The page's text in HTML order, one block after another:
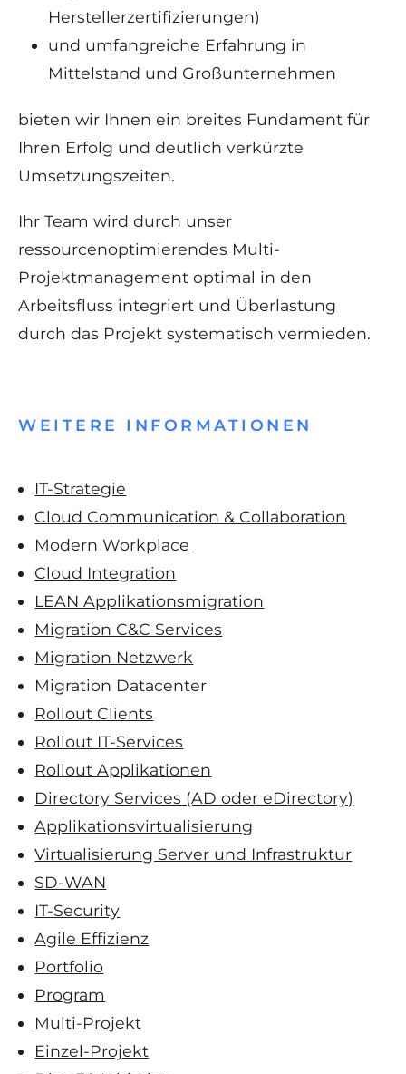
Herstellerzertifizierungen)
und umfangreiche Erfahrung in
Mittelstand und Großunternehmen
bieten wir Ihnen ein breites Fundament für
Ihren Erfolg und deutlich verkürzte
Umsetzungszeiten.
Ihr Team wird durch unser
ressourcenoptimierendes Multi-
Projektmanagement optimal in den
Arbeitsfluss integriert und Überlastung
durch das Projekt systematisch vermieden.
WEITERE INFORMATIONEN
überspringen
IT-Strategie
Cloud Communication & Collaboration
Modern Workplace
Cloud Integration
LEAN Applikationsmigration
Migration C&C Services
Migration Netzwerk
Migration Datacenter
Rollout Clients
Rollout IT-Services
Rollout Applikationen
Directory Services (AD oder eDirectory)
Applikationsvirtualisierung
Virtualisierung Server und Infrastruktur
SD-WAN
IT-Security
Agile Effizienz
Portfolio
Program
Multi-Projekt
Einzel-Projekt